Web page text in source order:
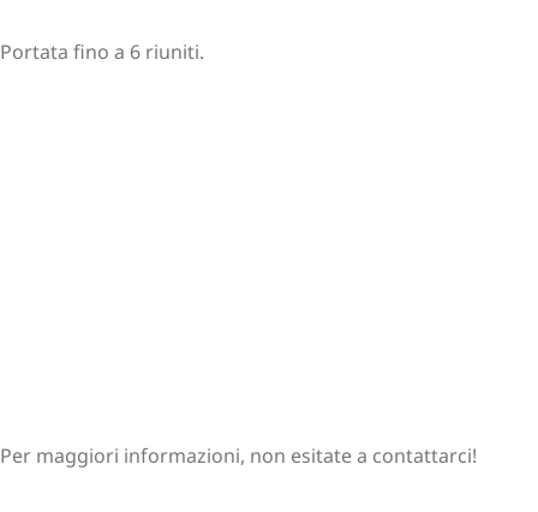
Portata fino a 6 riuniti.
Per maggiori informazioni, non esitate a contattarci!